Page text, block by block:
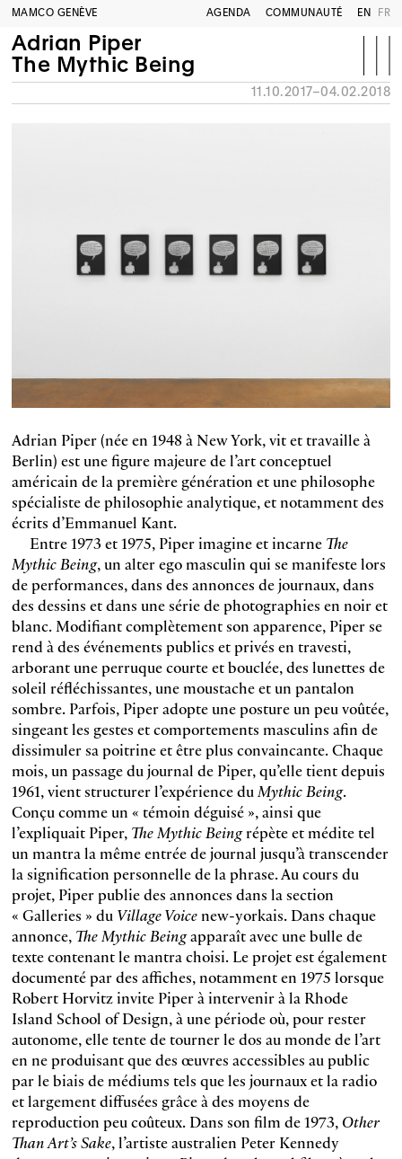
MAMCO GENÈVE AGENDA COMMUNAUTÉ EN FR
Adrian Piper
The Mythic Being
11.10.2017–04.02.2018
Adrian Piper (née en 1948 à New York, vit et travaille à
Berlin) est une figure majeure de l’art conceptuel
américain de la première génération et une philosophe
spécialiste de philosophie analytique, et notamment des
écrits d’Emmanuel Kant.
Entre 1973 et 1975, Piper imagine et incarne The
Mythic Being, un alter ego masculin qui se manifeste lors
de performances, dans des annonces de journaux, dans
des dessins et dans une série de photographies en noir et
blanc. Modifiant complètement son apparence, Piper se
rend à des événements publics et privés en travesti,
arborant une perruque courte et bouclée, des lunettes de
soleil réfléchissantes, une moustache et un pantalon
sombre. Parfois, Piper adopte une posture un peu voûtée,
singeant les gestes et comportements masculins afin de
dissimuler sa poitrine et être plus convaincante. Chaque
mois, un passage du journal de Piper, qu’elle tient depuis
1961, vient structurer l’expérience duMythic Being.
Conçu comme un « témoin déguisé », ainsi que
l’expliquait Piper, The Mythic Beingrépète et médite tel
un mantra la même entrée de journal jusqu’à transcender
la signification personnelle de la phrase. Au cours du
projet, Piper publie des annonces dans la section
« Galleries » du Village Voicenew-yorkais. Dans chaque
annonce, The Mythic Beingapparaît avec une bulle de
texte contenant le mantra choisi. Le projet est également
documenté par des affiches, notamment en 1975 lorsque
Robert Horvitz invite Piper à intervenir à la Rhode
Island School of Design, à une période où, pour rester
autonome, elle tente de tourner le dos au monde de l’art
en ne produisant que des œuvres accessibles au public
par le biais de médiums tels que les journaux et la radio
et largement diffusées grâce à des moyens de
reproduction peu coûteux. Dans son film de 1973, Other
Than Art’s Sake, l’artiste australien Peter Kennedy